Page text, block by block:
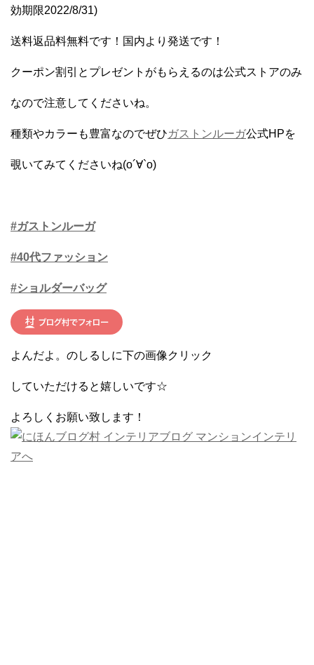
効期限2022/8/31)
送料返品料無料です！国内より発送です！
クーポン割引とプレゼントがもらえるのは公式ストアのみ
なので注意してくださいね。
種類やカラーも豊富なのでぜひガストンルーガ公式HPを
覗いてみてくださいね(о´∀`о)
#ガストンルーガ
#40代ファッション
#ショルダーバッグ
よんだよ。のしるしに下の画像クリック
していただけると嬉しいです☆
よろしくお願い致します！